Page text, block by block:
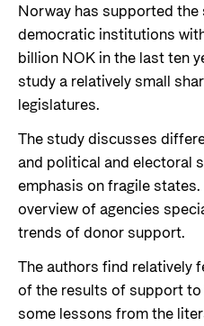
Norway has supported
democratic institutions
billion NOK in the last ten
study a relatively small
legislatures.
The study discusses
and political and electoral
emphasis on fragile
overview of agencies
trends of donor support.
The authors find relatively
of the results of support
some lessons from the